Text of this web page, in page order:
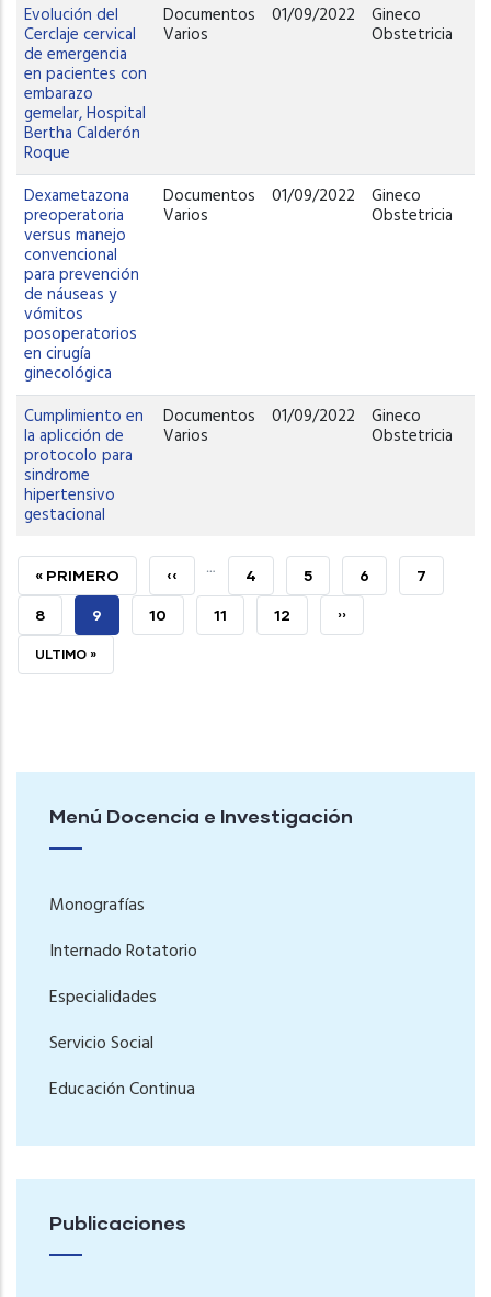
Evolución del
Cerclaje cervical
de emergencia
en pacientes con
embarazo
gemelar, Hospital
Bertha Calderón
Roque
Documentos
Varios
01/09/2022 Gineco
Obstetricia
Dexametazona
preoperatoria
versus manejo
convencional
para prevención
de náuseas y
vómitos
posoperatorios
en cirugía
ginecológica
Documentos
Varios
01/09/2022 Gineco
Obstetricia
Cumplimiento en
la aplicción de
protocolo para
sindrome
hipertensivo
gestacional
Documentos
Varios
01/09/2022 Gineco
Obstetricia
PRIMERA
PÁGINA
« PRIMERO
PÁGINA
ANTERIOR
‹‹ … PAGE
4 PAGE
5 PAGE
6 PAGE
7
PAGE
8
PÁGINA
ACTUAL
9 PAGE
10 PAGE
11 PAGE
12 SIGUIENTE
››
ÚLTIMA
ULTIMO »
Menú Docencia e Investigación
Monografías
Internado Rotatorio
Especialidades
Servicio Social
Educación Continua
Publicaciones